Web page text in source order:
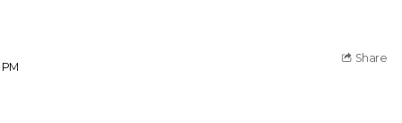
Share